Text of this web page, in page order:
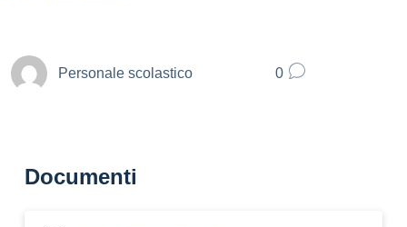
Personale scolastico 0
Documenti